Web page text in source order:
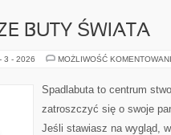
BUTY ŚWIATA
3 - 2026 MOŻLIWOŚĆ
Spadlabuta to centrum
zatroszczyć się o swoje
Jeśli stawiasz na wygląd,